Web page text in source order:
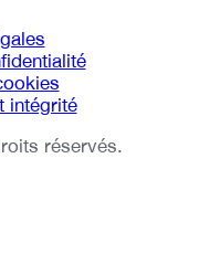
intégrité
réservés.